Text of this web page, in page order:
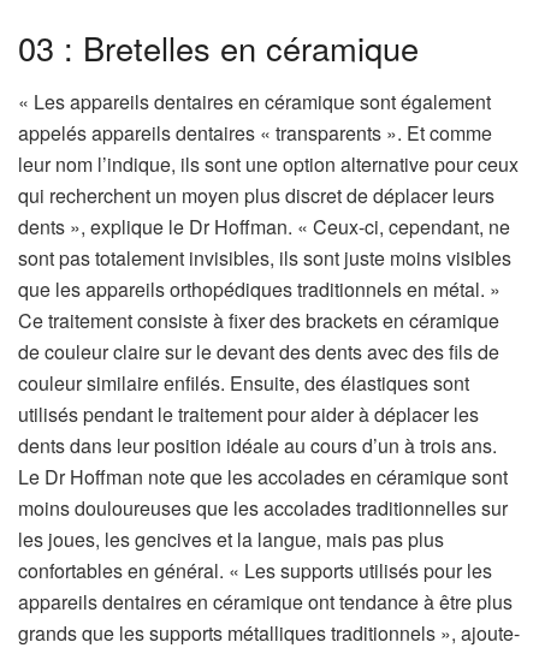
03 : Bretelles en céramique
« Les appareils dentaires en céramique sont également
appelés appareils dentaires « transparents ». Et comme
leur nom l’indique, ils sont une option alternative pour ceux
qui recherchent un moyen plus discret de déplacer leurs
dents », explique le Dr Hoffman. « Ceux-ci, cependant, ne
sont pas totalement invisibles, ils sont juste moins visibles
que les appareils orthopédiques traditionnels en métal. »
Ce traitement consiste à fixer des brackets en céramique
de couleur claire sur le devant des dents avec des fils de
couleur similaire enfilés. Ensuite, des élastiques sont
utilisés pendant le traitement pour aider à déplacer les
dents dans leur position idéale au cours d’un à trois ans.
Le Dr Hoffman note que les accolades en céramique sont
moins douloureuses que les accolades traditionnelles sur
les joues, les gencives et la langue, mais pas plus
confortables en général. « Les supports utilisés pour les
appareils dentaires en céramique ont tendance à être plus
grands que les supports métalliques traditionnels », ajoute-